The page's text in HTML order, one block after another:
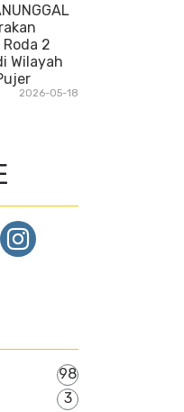
2
Wilayah
2026-05-18
98
3